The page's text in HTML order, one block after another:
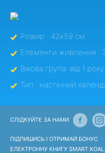
Розмір : 42x59 см
Елементи живлення :
Вікова група: від 1 року
Тип : настінний
СЛІДКУЙТЕ ЗА НАМИ
ПІДПИШИСЬ І ОТРИМАЙ БОНУС
ЕЛЕКТРОННУ КНИГУ SMART